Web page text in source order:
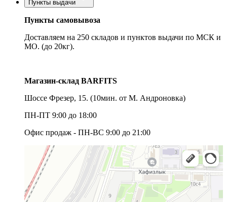
Пункты выдачи
Пункты самовывоза
Доставляем на 250 складов и пунктов выдачи по МСК и
МО. (до 20кг).
Магазин-склад BARFITS
Шоссе Фрезер, 15. (10мин. от М. Андроновка)
ПН-ПТ 9:00 до 18:00
Офис продаж - ПН-ВС 9:00 до 21:00